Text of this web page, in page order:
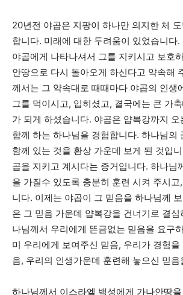
20년전 야곱은 지팡이 하나만 의지한 체
합니다. 미래에 대한 두려움이 있었습니다
야곱에게 나타나셔서 그를 지키시고 보호
안땅으로 다시 돌아오게 하신다고 약속해
께서는 그 약속대로 때때마다 야곱의 인생
그를 먹이시고, 입히셨고, 결국에는 큰 가
가 되게 하셨습니다. 야곱은 얍복강까지
함께 하는 하나님을 경험합니다. 하나님의
함께 있는 것을 환상 가운데 보게 된 것입
곱을 지키고 계시다는 증거입니다. 하나님
을 가질수 있도록 충분히 훈련 시켜 주시
니다. 이제는 야곱이 그 믿음을 하나님께
은 그 믿음 가운데 얍복강을 건너기로 결
나님께서 우리에게 뜬금없는 믿음을 요구
미 우리에게 보여주신 믿음, 우리가 경험을
음, 우리의 인생가운데 훈련해 놓으신 믿
하나님께서 이스라엘 백성에게 가나안땅